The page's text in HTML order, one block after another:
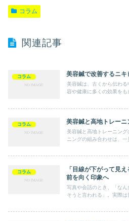
コラム
関連記事
コラム 美容鍼で改善するニ
美容鍼は、古くから伝わ
容や健康に多くの効果を
コラム 美容鍼と高地トレー
美容鍼と高地トレーニン
ニングの組み合わせは、一
コラム
「目線が下がって見
前を向く印象へ
写真や会話のとき、「な
そうと言われる」。実際は